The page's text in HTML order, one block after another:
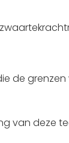
de
van deze